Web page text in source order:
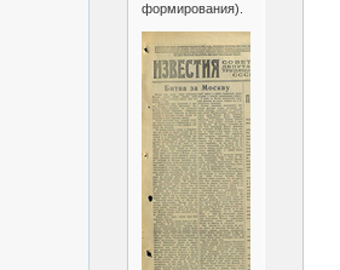
формирования).